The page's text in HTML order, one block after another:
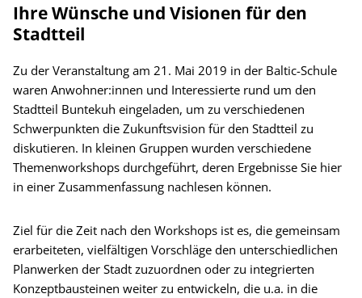
Ihre Wünsche und Visionen für den
Stadtteil
Zu der Veranstaltung am 21. Mai 2019 in der Baltic-Schule
waren Anwohner:innen und Interessierte rund um den
Stadtteil Buntekuh eingeladen, um zu verschiedenen
Schwerpunkten die Zukunftsvision für den Stadtteil zu
diskutieren. In kleinen Gruppen wurden verschiedene
Themenworkshops durchgeführt, deren Ergebnisse Sie hier
in einer Zusammenfassung nachlesen können.
Ziel für die Zeit nach den Workshops ist es, die gemeinsam
erarbeiteten, vielfältigen Vorschläge den unterschiedlichen
Planwerken der Stadt zuzuordnen oder zu integrierten
Konzeptbausteinen weiter zu entwickeln, die u.a. in die